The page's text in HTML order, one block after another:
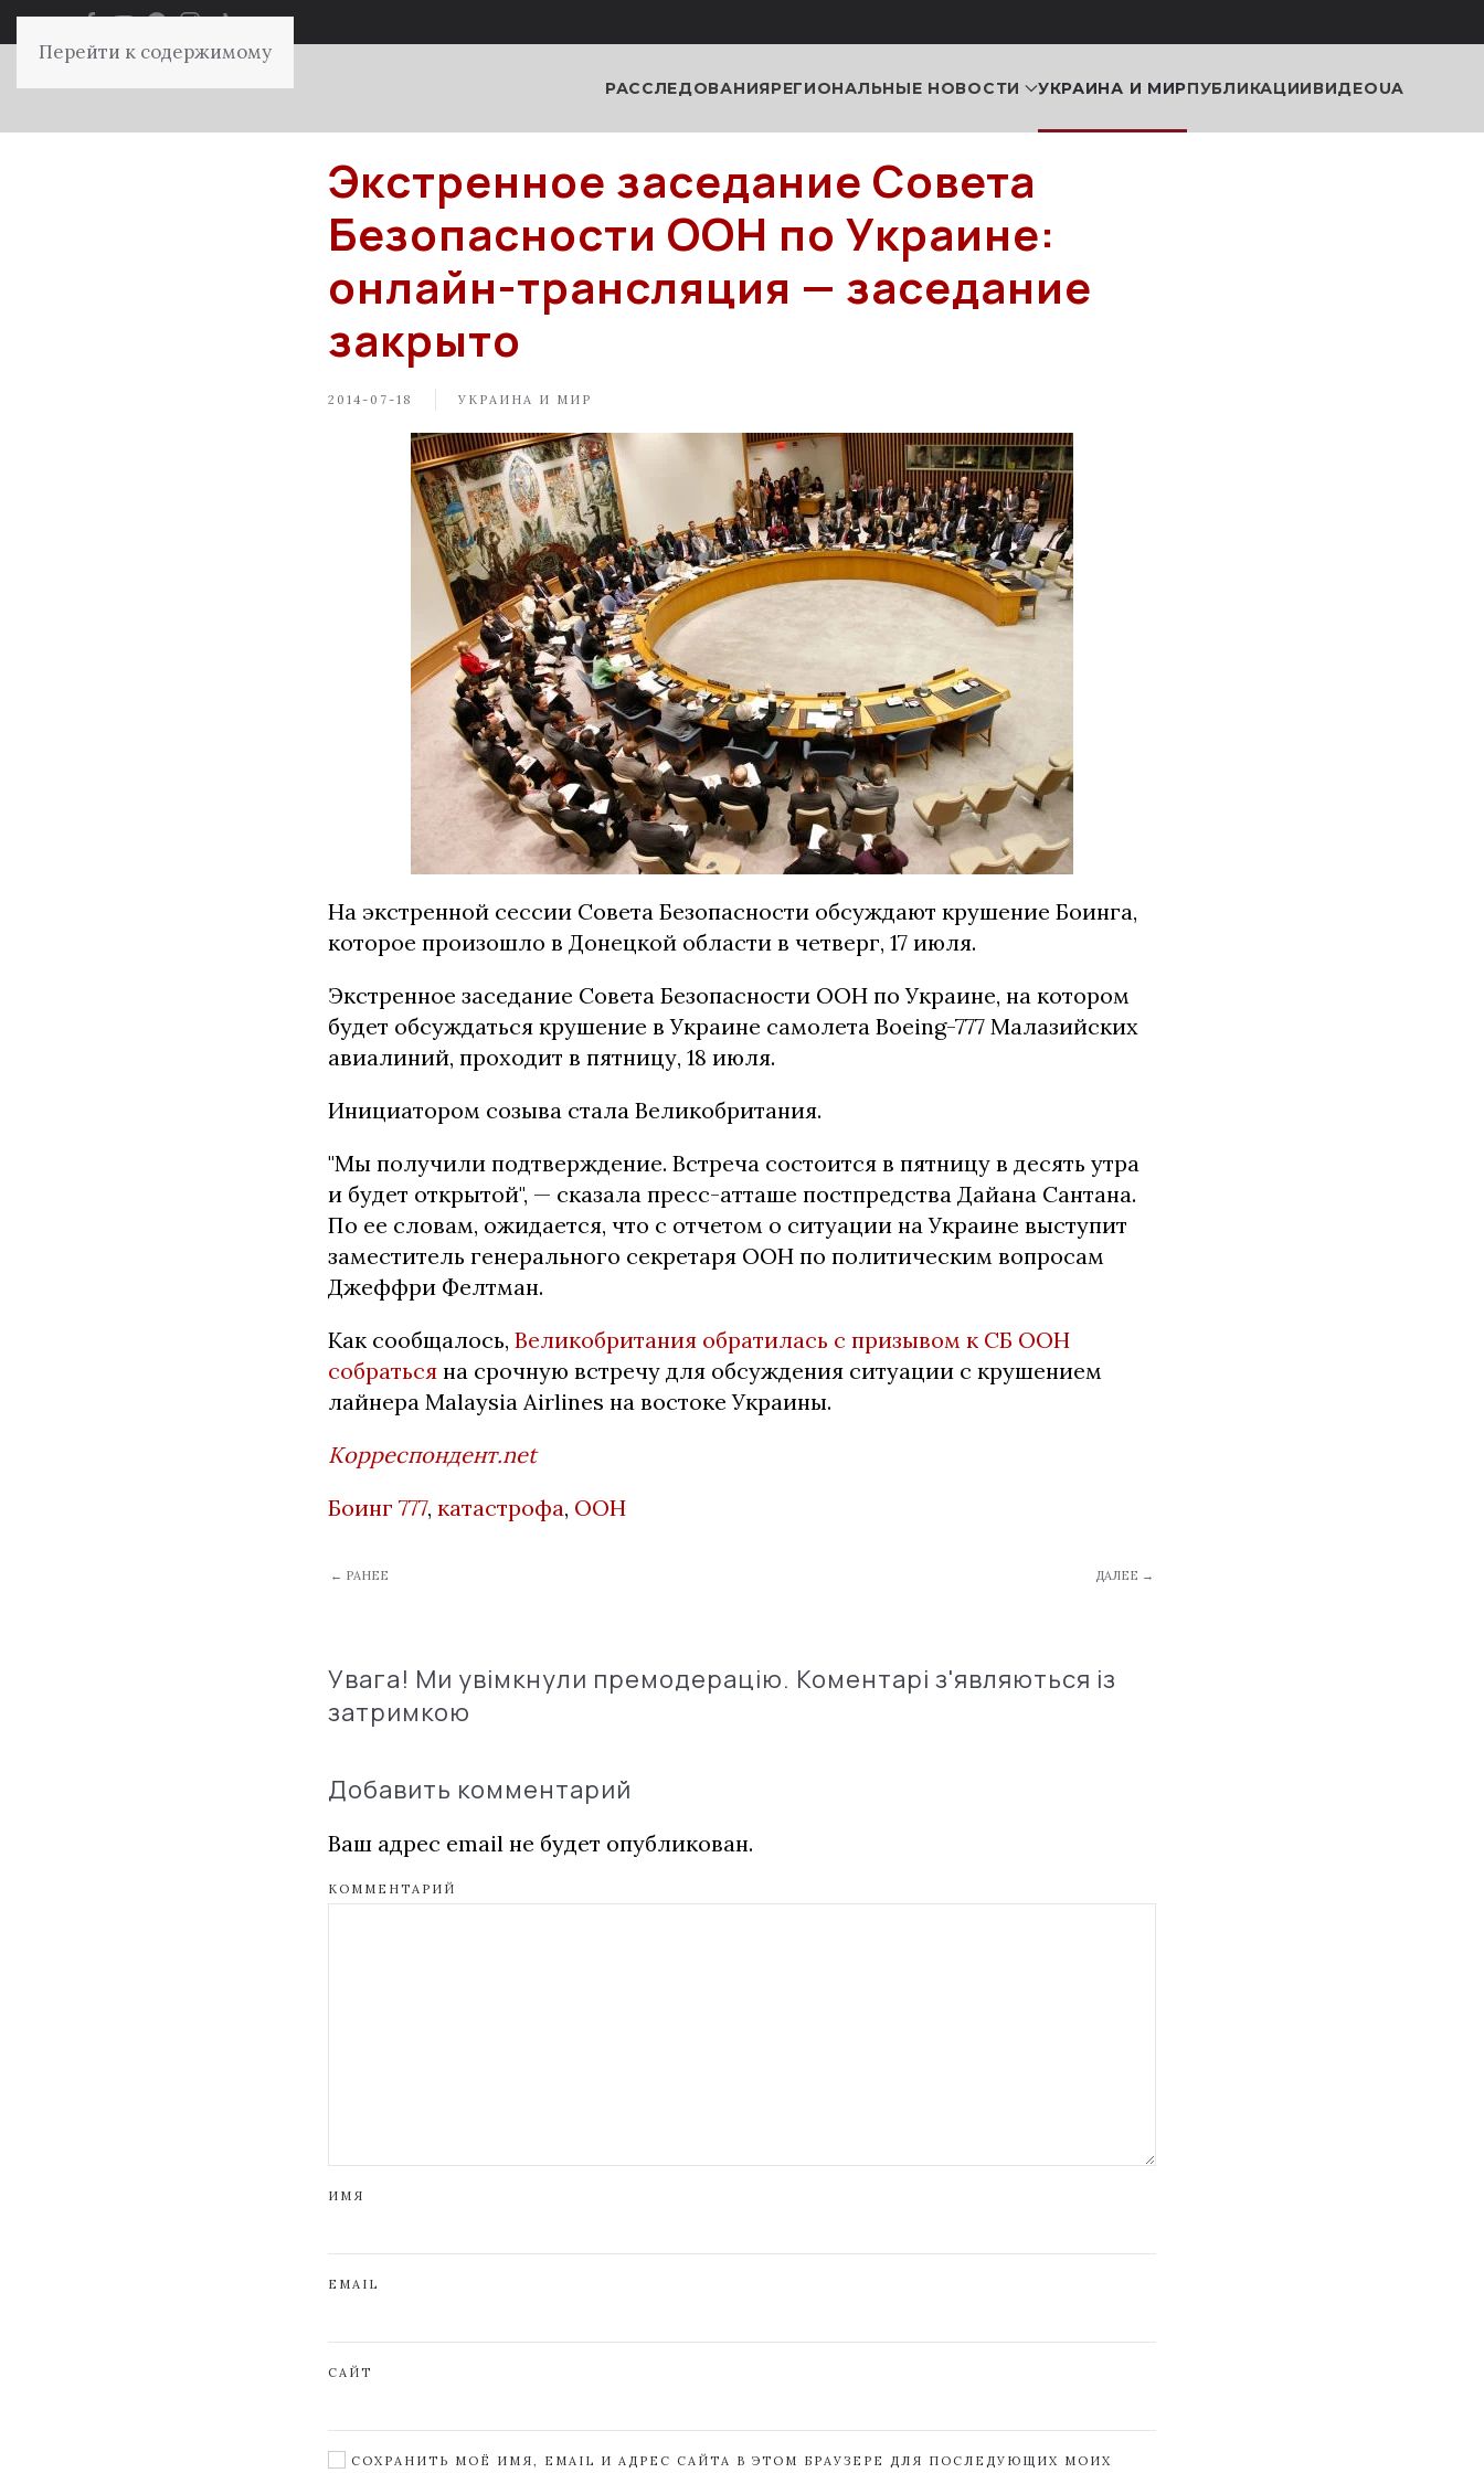
Перейти к содержимому
РАССЛЕДОВАНИЯРЕГИОНАЛЬНЫЕ НОВОСТИ УКРАИНА И МИРПУБЛИКАЦИИВИДЕОUA
Экстренное заседание Совета
Безопасности ООН по Украине:
онлайн-трансляция — заседание
закрыто
2014-07-18 УКРАИНА И МИР
На экстренной сессии Совета Безопасности обсуждают крушение Боинга,
которое произошло в Донецкой области в четверг, 17 июля.
Экстренное заседание Совета Безопасности ООН по Украине, на котором
будет обсуждаться крушение в Украине самолета Boeing-777 Малазийских
авиалиний, проходит в пятницу, 18 июля.
Инициатором созыва стала Великобритания.
"Мы получили подтверждение. Встреча состоится в пятницу в десять утра
и будет открытой", — сказала пресс-атташе постпредства Дайана Сантана.
По ее словам, ожидается, что с отчетом о ситуации на Украине выступит
заместитель генерального секретаря ООН по политическим вопросам
Джеффри Фелтман.
Как сообщалось, Великобритания обратилась с призывом к СБ ООН
собраться на срочную встречу для обсуждения ситуации с крушением
лайнера Malaysia Airlines на востоке Украины.
Корреспондент.net
Боинг 777, катастрофа, ООН
← РАНЕЕ ДАЛЕЕ →
Увага! Ми увімкнули премодерацію. Коментарі з'являються із
затримкою
Добавить комментарий
Ваш адрес email не будет опубликован.
КОММЕНТАРИЙ
ИМЯ
EMAIL
САЙТ
СОХРАНИТЬ МОЁ ИМЯ, EMAIL И АДРЕС САЙТА В ЭТОМ БРАУЗЕРЕ ДЛЯ ПОСЛЕДУЮЩИХ МОИХ